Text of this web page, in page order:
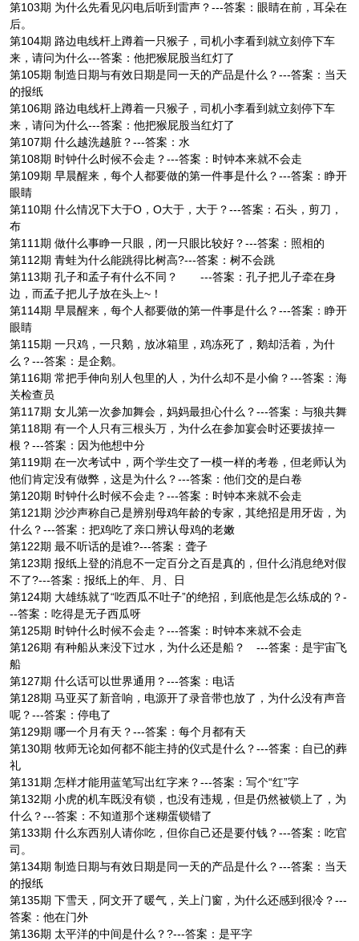
第103期 为什么先看见闪电后听到雷声？---答案：眼睛在前，耳朵在
后。
第104期 路边电线杆上蹲着一只猴子，司机小李看到就立刻停下车
来，请问为什么---答案：他把猴屁股当红灯了
第105期 制造日期与有效日期是同一天的产品是什么？---答案：当天
的报纸
第106期 路边电线杆上蹲着一只猴子，司机小李看到就立刻停下车
来，请问为什么---答案：他把猴屁股当红灯了
第107期 什么越洗越脏？---答案：水
第108期 时钟什么时候不会走？---答案：时钟本来就不会走
第109期 早晨醒来，每个人都要做的第一件事是什么？---答案：睁开
眼睛
第110期 什么情况下大于O，O大于，大于？---答案：石头，剪刀，
布
第111期 做什么事睁一只眼，闭一只眼比较好？---答案：照相的
第112期 青蛙为什么能跳得比树高?---答案：树不会跳
第113期 孔子和孟子有什么不同？ ---答案：孔子把儿子牵在身
边，而孟子把儿子放在头上~！
第114期 早晨醒来，每个人都要做的第一件事是什么？---答案：睁开
眼睛
第115期 一只鸡，一只鹅，放冰箱里，鸡冻死了，鹅却活着，为什
么？---答案：是企鹅。
第116期 常把手伸向别人包里的人，为什么却不是小偷？---答案：海
关检查员
第117期 女儿第一次参加舞会，妈妈最担心什么？---答案：与狼共舞
第118期 有一个人只有三根头万，为什么在参加宴会时还要拔掉一
根？---答案：因为他想中分
第119期 在一次考试中，两个学生交了一模一样的考卷，但老师认为
他们肯定没有做弊，这是为什么？---答案：他们交的是白卷
第120期 时钟什么时候不会走？---答案：时钟本来就不会走
第121期 沙沙声称自己是辨别母鸡年龄的专家，其绝招是用牙齿，为
什么？---答案：把鸡吃了亲口辨认母鸡的老嫩
第122期 最不听话的是谁?---答案：聋子
第123期 报纸上登的消息不一定百分之百是真的，但什么消息绝对假
不了?---答案：报纸上的年、月、日
第124期 大雄练就了“吃西瓜不吐子”的绝招，到底他是怎么练成的？-
--答案：吃得是无子西瓜呀
第125期 时钟什么时候不会走？---答案：时钟本来就不会走
第126期 有种船从来没下过水，为什么还是船？ ---答案：是宇宙飞
船
第127期 什么话可以世界通用？---答案：电话
第128期 马亚买了新音响，电源开了录音带也放了，为什么没有声音
呢？---答案：停电了
第129期 哪一个月有天？---答案：每个月都有天
第130期 牧师无论如何都不能主持的仪式是什么？---答案：自已的葬
礼
第131期 怎样才能用蓝笔写出红字来？---答案：写个“红”字
第132期 小虎的机车既没有锁，也没有违规，但是仍然被锁上了，为
什么？---答案：不知道那个迷糊蛋锁错了
第133期 什么东西别人请你吃，但你自己还是要付钱？---答案：吃官
司。
第134期 制造日期与有效日期是同一天的产品是什么？---答案：当天
的报纸
第135期 下雪天，阿文开了暖气，关上门窗，为什么还感到很冷？---
答案：他在门外
第136期 太平洋的中间是什么？?---答案：是平字